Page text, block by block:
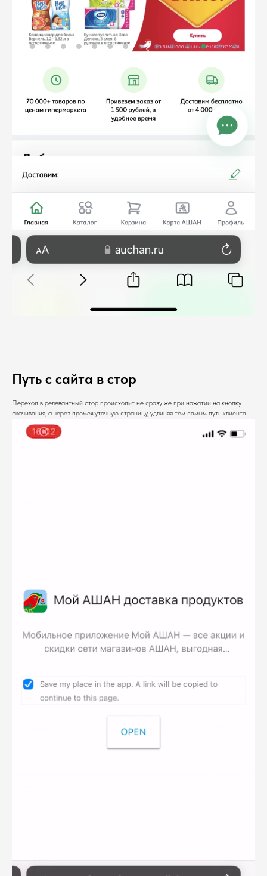
Путь с сайта в стор
Переход в релевантный стор происходит не сразу же при нажатии на кнопку
скачивания, а через промежуточную страницу, удлиняя тем самым путь клиента.